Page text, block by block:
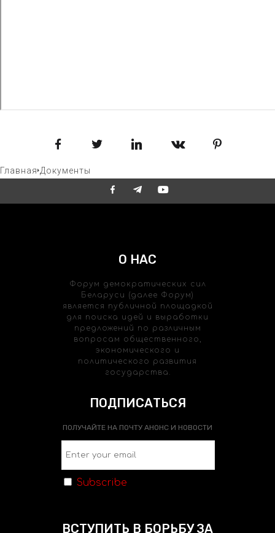
Facebook Twitter LinkedIn VKontakte
Главная Документы
О НАС
Форум демократических сил
Беларуси (далее Форум)
является публичной площадкой
для поиска идей и выработки
предложений по различным
вопросам общественного,
экономического и
политического развития
государства.
ПОДПИСАТЬСЯ
ПОЛУЧАЙТЕ НА ПОЧТУ АНОНС И НОВОСТИ
Subscribe
ВСТУПИТЬ В БОРЬБУ ЗА